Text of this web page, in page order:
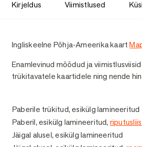
Kirjeldus Viimistlused
Kirjeldus
Ingliskeelne Põhja-Ameerika kaart
Enamlevinud mõõdud ja
trükitavatele kaartidele ning nende
Paberile trükitud, esikülg lamineeritud
Paberil, esikülg lamineeritud,
Jäigal alusel, esikülg lamineeritud